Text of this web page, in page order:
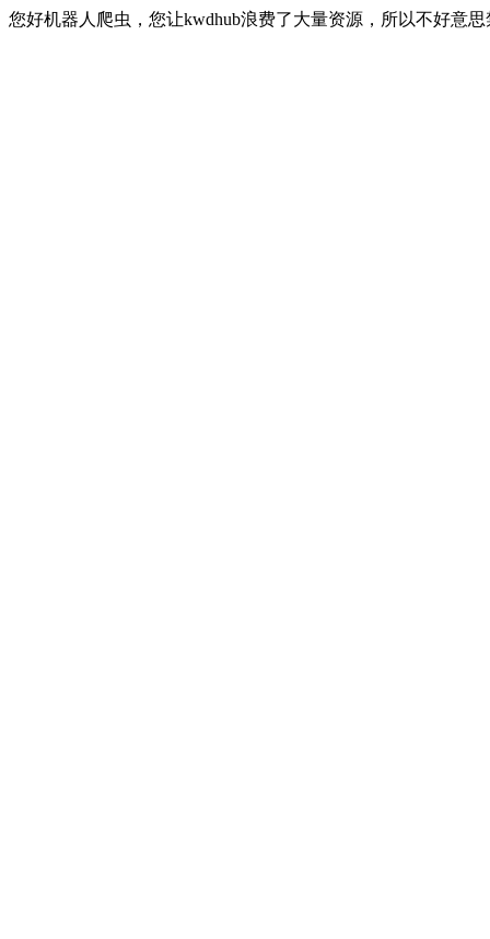
您好机器人爬虫，您让kwdhub浪费了大量资源，所以不好意